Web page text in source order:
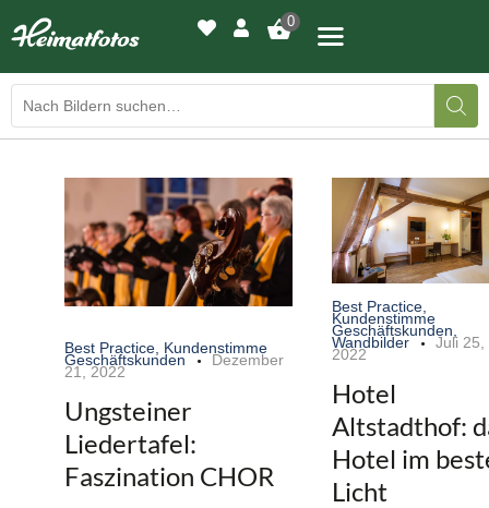
0
BILDERGALERIE
DRUCKQUALITÄTEN
LED-LEUCHTBILDER
WIR DRUCKEN IHR BILD
AUSSTELLUNGEN
HEIMATLICHTER
KONTAKT
Best Practice, Kundenstimme
Geschäftskunden Dezember
21, 2022
Ungsteiner
Liedertafel:
Faszination CHOR
Best Practice
Kundenstimme
Geschäftskunden
Wandbilder Juli 25,
2022
Hotel
Altstadthof:
Hotel im
Licht